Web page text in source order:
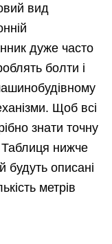
вид
дуже часто
болти і
Щоб всі
знати точну
Таблиця нижче
будуть описані
метрів